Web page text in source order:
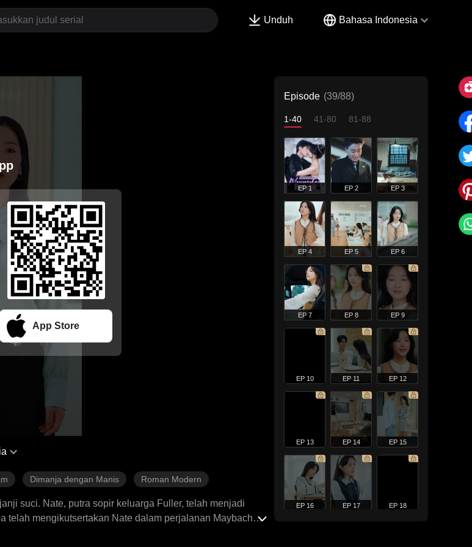
Unduh Bahasa Indonesia
App Store
Dimanja dengan Manis Roman Modern
suci. Nate, putra sopir keluarga Fuller, telah menjadi
telah mengikutsertakan Nate dalam perjalanan Maybach
Episode (39/88)
1-40 41-80 81-88
EP 1 EP 2 EP 3
EP 4 EP 5 EP 6
EP 7 EP 8 EP 9
EP 10 EP 11 EP 12
EP 13 EP 14 EP 15
EP 16 EP 17 EP 18